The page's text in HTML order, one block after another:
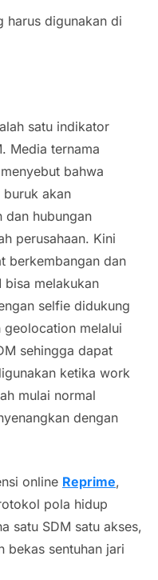
harus digunakan di
satu indikator
Media ternama
bahwa
buruk akan
dan hubungan
perusahaan. Kini
berkembangan dan
bisa melakukan
selfie didukung
geolocation melalui
sehingga dapat
ketika work
mulai normal
dengan
online Reprime,
pola hidup
satu SDM satu akses,
bekas sentuhan jari